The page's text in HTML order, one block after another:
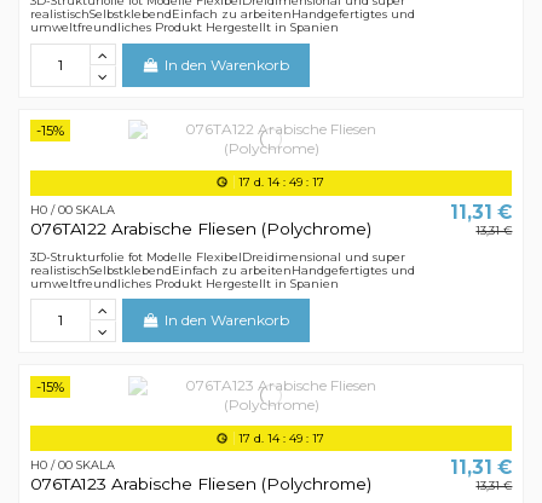
realistischSelbstklebendEinfach zu arbeitenHandgefertigtes und
umweltfreundliches Produkt Hergestellt in Spanien
In den Warenkorb
-15%
17 d. 14:49 :16
H0 / 00 SKALA
076TA122 Arabische Fliesen (Polychrome)
11,31 €
13,31 €
3D-Strukturfolie fot Modelle FlexibelDreidimensional und super
realistischSelbstklebendEinfach zu arbeitenHandgefertigtes und
umweltfreundliches Produkt Hergestellt in Spanien
In den Warenkorb
-15%
17 d. 14:49 :16
H0 / 00 SKALA
076TA123 Arabische Fliesen (Polychrome)
11,31 €
13,31 €